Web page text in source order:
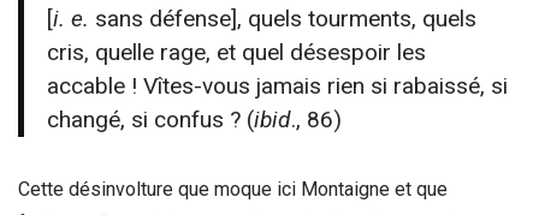
[i. e. sans défense], quels tourments, quels
cris, quelle rage, et quel désespoir les
accable ! Vîtes-vous jamais rien si rabaissé, si
changé, si confus ? (ibid., 86)
Cette désinvolture que moque ici Montaigne et que